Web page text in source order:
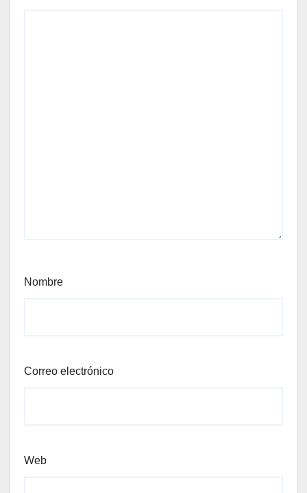
Nombre
Correo electrónico
Web